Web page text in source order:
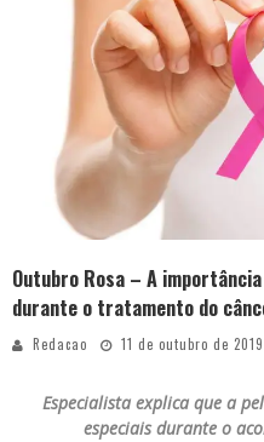
Outubro Rosa – A
durante o tratamento do
Redacao 11 de outubro de 2019
Especialista explica que a
especiais durante o